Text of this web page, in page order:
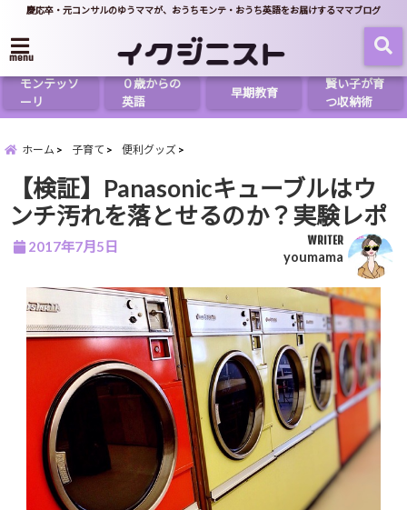
慶応卒・元コンサルのゆうママが、おうちモンテ・おうち英語をお届けするママブログ
menu
モンテッソ
ーリ
０歳からの
英語
早期教育
賢い子が育
つ収納術
ホーム 子育て 便利グッズ
【検証】Panasonicキューブルはウ
ンチ汚れを落とせるのか？実験レポ
2017年7月5日 WRITER
youmama